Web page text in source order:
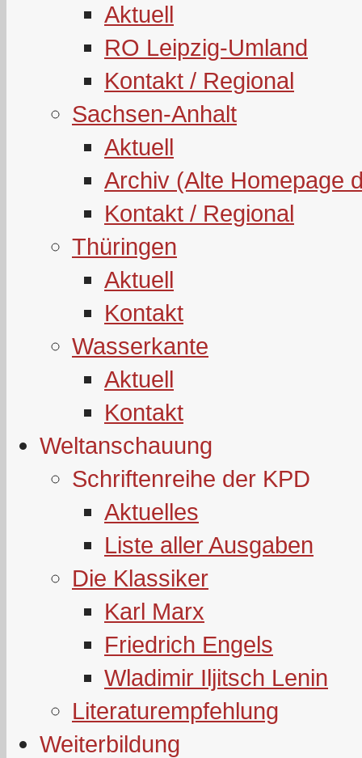
Aktuell
RO Leipzig-Umland
Kontakt / Regional
Sachsen-Anhalt
Aktuell
Archiv (Alte Homepage
Kontakt / Regional
Thüringen
Aktuell
Kontakt
Wasserkante
Aktuell
Kontakt
Weltanschauung
Schriftenreihe der KPD
Aktuelles
Liste aller Ausgaben
Die Klassiker
Karl Marx
Friedrich Engels
Wladimir Iljitsch Lenin
Literaturempfehlung
Weiterbildung